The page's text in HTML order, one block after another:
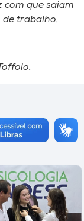
com que saiam
trabalho.